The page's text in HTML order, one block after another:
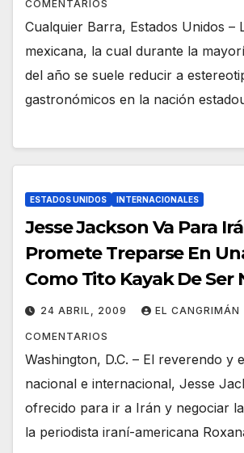
COMENTARIOS
Cualquier Barra, Estados Unidos –
mexicana, la cual durante la
del año se suele reducir a
gastronómicos en la nación
ESTADOS UNIDOS INTERNACIONALES
Jesse Jackson Va Para
Promete Treparse En
Como Tito Kayak De Ser
24 ABRIL, 2009 EL CANGRIMÁN
COMENTARIOS
Washington, D.C. – El reverendo y
nacional e internacional, Jesse
ofrecido para ir a Irán y negociar
la periodista iraní-americana